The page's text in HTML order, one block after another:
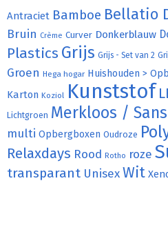
Antraciet Bamboe Bellatio
Bruin Crème Curver Donkerblauw
Plastics Grijs Grijs - Set van 2
Groen Hega hogar Huishouden >
Karton Koziol Kunststof
Lichtgroen Merkloos /
multi Opbergboxen Oudroze
Relaxdays Rood Rotho roze
transparant UnisexWit